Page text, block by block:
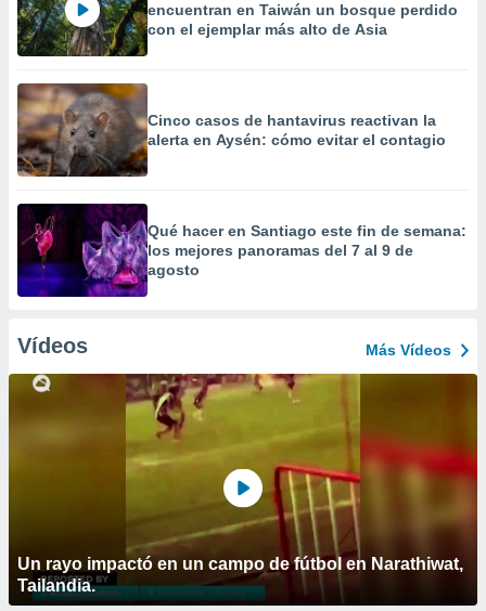
encuentran en Taiwán un bosque perdido
con el ejemplar más alto de Asia
Cinco casos de hantavirus reactivan la
alerta en Aysén: cómo evitar el contagio
Qué hacer en Santiago este fin de semana:
los mejores panoramas del 7 al 9 de
agosto
Vídeos Más Vídeos
Un rayo impactó en un campo de fútbol en Narathiwat,
Tailandia.